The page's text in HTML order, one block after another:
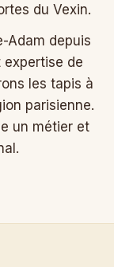
du Vexin.
Adam depuis
de
les tapis à
parisienne.
un métier et